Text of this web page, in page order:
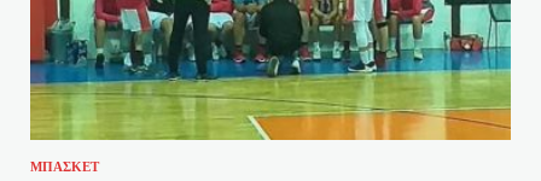
ΜΠΑΣΚΕΤ